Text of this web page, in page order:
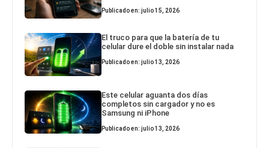
Publicado en: julio 15, 2026
El truco para que la batería de tu
celular dure el doble sin instalar nada
Publicado en: julio 13, 2026
Este celular aguanta dos días
completos sin cargador y no es
Samsung ni iPhone
Publicado en: julio 13, 2026